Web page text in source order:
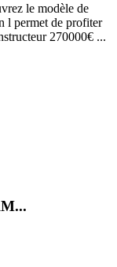
le modèle de
l permet de profiter
270000€ ...